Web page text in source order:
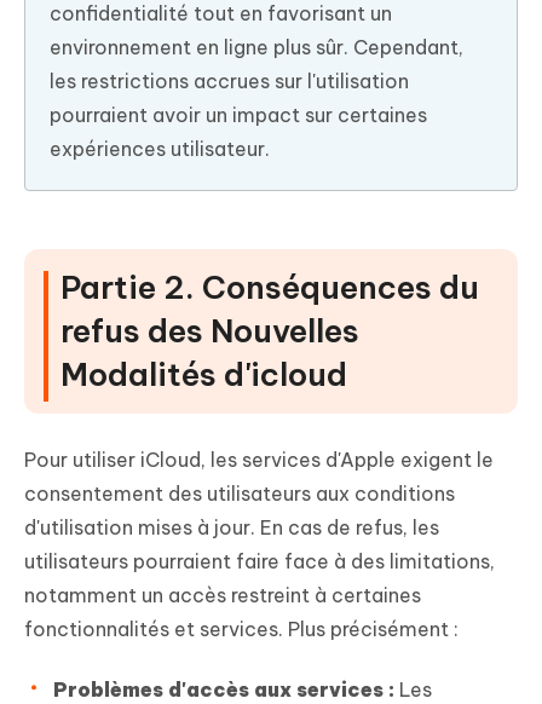
confidentialité tout en favorisant un
environnement en ligne plus sûr. Cependant,
les restrictions accrues sur l'utilisation
pourraient avoir un impact sur certaines
expériences utilisateur.
Partie 2. Conséquences du
refus des Nouvelles
Modalités d'icloud
Pour utiliser iCloud, les services d'Apple exigent le
consentement des utilisateurs aux conditions
d'utilisation mises à jour. En cas de refus, les
utilisateurs pourraient faire face à des limitations,
notamment un accès restreint à certaines
fonctionnalités et services. Plus précisément :
Problèmes d'accès aux services : Les